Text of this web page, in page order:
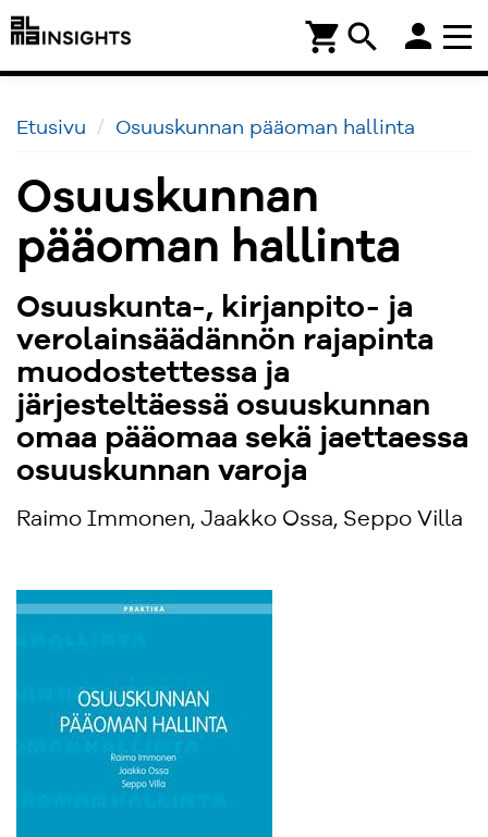
search
shopping_cart person
Etusivu Osuuskunnan pääoman hallinta
Osuuskunnan
pääoman hallinta
Osuuskunta-, kirjanpito- ja
verolainsäädännön rajapinta
muodostettessa ja
järjesteltäessä osuuskunnan
omaa pääomaa sekä jaettaessa
osuuskunnan varoja
Raimo Immonen, Jaakko Ossa, Seppo Villa